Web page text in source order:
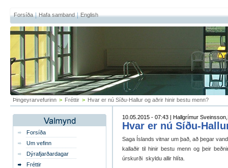
Forsíða Hafa samband English
Þingeyrarvefurinn > Fréttir > Hvar er nú Síðu-Hallur og aðrir hinir bestu menn?
Forsíða
Um vefinn
Dýrafjarðardagar
Fréttir
10.05.2015 - 07:43 | Hallgrímur
Hvar er nú Síðu-
Saga Íslands vitnar um það, að þegar
kallaðir til hinir bestu menn og þeir
úrskurði skyldu allir hlíta.